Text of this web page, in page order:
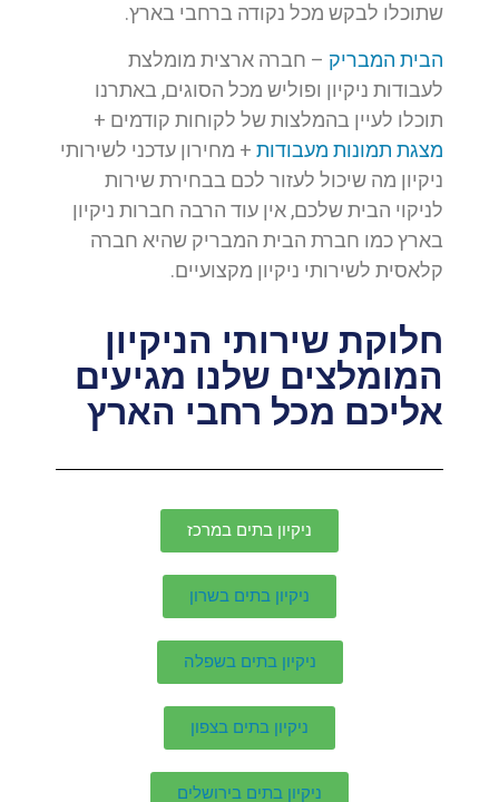
שתוכלו לבקש מכל נקודה ברחבי בארץ.
הבית המבריק – חברה ארצית מומלצת
לעבודות ניקיון ופוליש מכל הסוגים, באתרנו
תוכלו לעיין בהמלצות של לקוחות קודמים +
מצגת תמונות מעבודות + מחירון עדכני לשירותי
ניקיון מה שיכול לעזור לכם בבחירת שירות
לניקוי הבית שלכם, אין עוד הרבה חברות ניקיון
בארץ כמו חברת הבית המבריק שהיא חברה
קלאסית לשירותי ניקיון מקצועיים.
חלוקת שירותי הניקיון
המומלצים שלנו מגיעים
אליכם מכל רחבי הארץ
ניקיון בתים במרכז
ניקיון בתים בשרון
ניקיון בתים בשפלה
ניקיון בתים בצפון
ניקיון בתים בירושלים